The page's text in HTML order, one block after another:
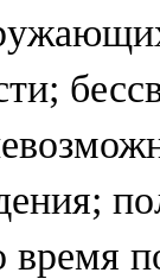
время